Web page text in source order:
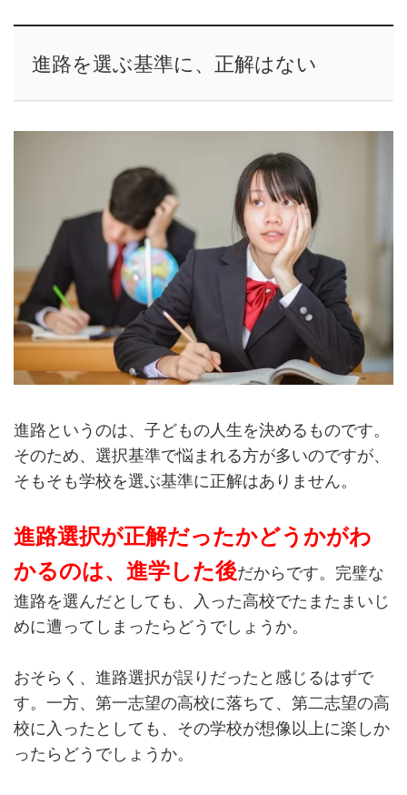
進路を選ぶ基準に、正解はない
進路というのは、子どもの人生を決めるものです。
そのため、選択基準で悩まれる方が多いのですが、
そもそも学校を選ぶ基準に正解はありません。
進路選択が正解だったかどうかがわ
かるのは、進学した後だからです。完璧な
進路を選んだとしても、入った高校でたまたまいじ
めに遭ってしまったらどうでしょうか。
おそらく、進路選択が誤りだったと感じるはずで
す。一方、第一志望の高校に落ちて、第二志望の高
校に入ったとしても、その学校が想像以上に楽しか
ったらどうでしょうか。